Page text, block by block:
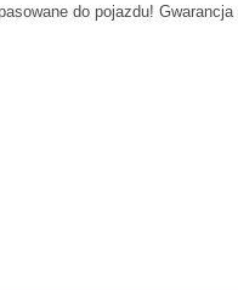
do pojazdu!